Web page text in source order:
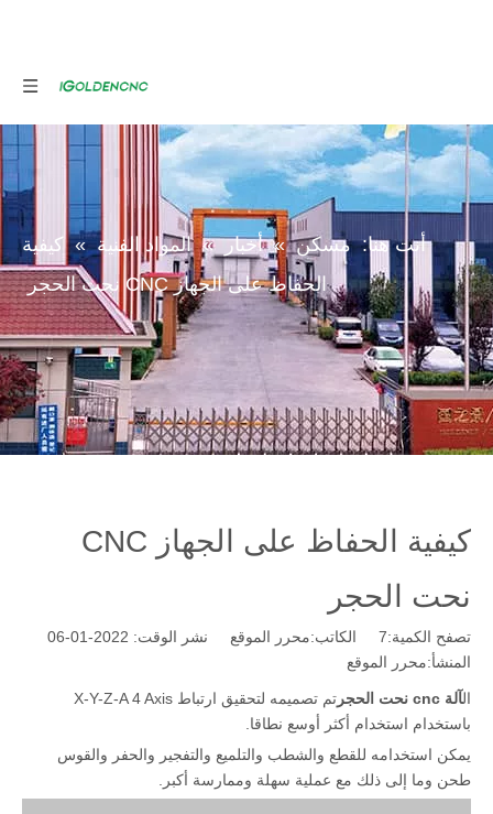
أنت هنا: مسكن » أخبار » المواد الفنية » كيفية
الحفاظ على الجهاز CNC نحت الحجر
كيفية الحفاظ على الجهاز CNC
نحت الحجر
تصفح الكمية:7
المنشأ:محرر الموقع
الآلة cnc نحت الحجر
تم تصميمه لتحقيق ارتباط X-Y-Z-A 4 Axis
باستخدام استخدام أكثر أوسع نطاقا.
يمكن استخدامه للقطع والشطب والتلميع والتفجير والحفر والقوس
طحن وما إلى ذلك مع عملية سهلة وممارسة أكبر.